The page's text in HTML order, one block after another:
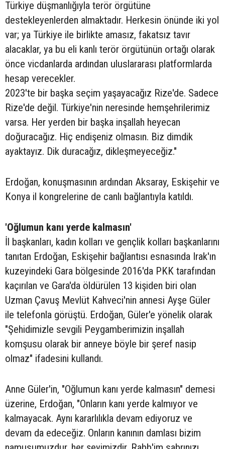
Türkiye düşmanlığıyla terör örgütüne
destekleyenlerden almaktadır. Herkesin önünde iki yol
var; ya Türkiye ile birlikte amasız, fakatsız tavır
alacaklar, ya bu eli kanlı terör örgütünün ortağı olarak
önce vicdanlarda ardından uluslararası platformlarda
hesap verecekler.
2023'te bir başka seçim yaşayacağız Rize'de. Sadece
Rize'de değil. Türkiye'nin neresinde hemşehrilerimiz
varsa. Her yerden bir başka inşallah heyecan
doğuracağız. Hiç endişeniz olmasın. Biz dimdik
ayaktayız. Dik duracağız, dikleşmeyeceğiz."
Erdoğan, konuşmasının ardından Aksaray, Eskişehir ve
Konya il kongrelerine de canlı bağlantıyla katıldı.
'Oğlumun kanı yerde kalmasın'
İl başkanları, kadın kolları ve gençlik kolları başkanlarını
tanıtan Erdoğan, Eskişehir bağlantısı esnasında Irak'ın
kuzeyindeki Gara bölgesinde 2016'da PKK tarafından
kaçırılan ve Gara'da öldürülen 13 kişiden biri olan
Uzman Çavuş Mevlüt Kahveci'nin annesi Ayşe Güler
ile telefonla görüştü. Erdoğan, Güler'e yönelik olarak
"Şehidimizle sevgili Peygamberimizin inşallah
komşusu olarak bir anneye böyle bir şeref nasip
olmaz" ifadesini kullandı.
Anne Güler'in, "Oğlumun kanı yerde kalmasın" demesi
üzerine, Erdoğan, "Onların kanı yerde kalmıyor ve
kalmayacak. Aynı kararlılıkla devam ediyoruz ve
devam da edeceğiz. Onların kanının damlası bizim